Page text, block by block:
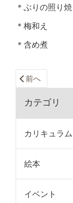
＊ぶりの照り焼
＊梅和え
＊含め煮
前へ
カテゴリ
カリキュラム
絵本
イベント